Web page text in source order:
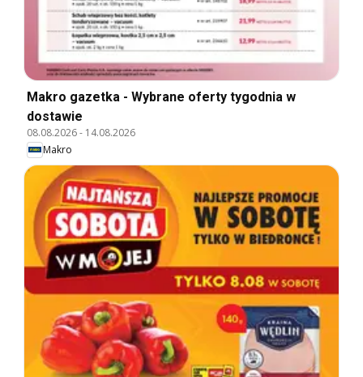
Makro gazetka - Wybrane oferty tygodnia w
dostawie
08.08.2026- 14.08.2026
Makro